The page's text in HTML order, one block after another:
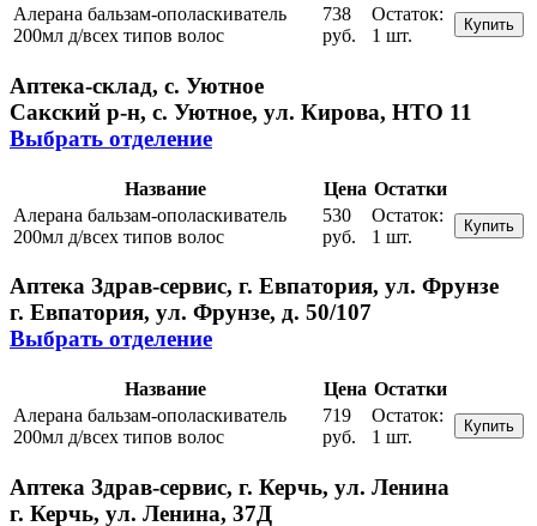
Алерана бальзам-ополаскиватель
200мл д/всех типов волос
738
руб.
Остаток:
1 шт.
Купить
Аптека-склад, с. Уютное
Сакский р-н, с. Уютное, ул. Кирова, НТО 11
Выбрать отделение
Название Цена Остатки
Алерана бальзам-ополаскиватель
200мл д/всех типов волос
530
руб.
Остаток:
1 шт.
Купить
Аптека Здрав-сервис, г. Евпатория, ул. Фрунзе
г. Евпатория, ул. Фрунзе, д. 50/107
Выбрать отделение
Название Цена Остатки
Алерана бальзам-ополаскиватель
200мл д/всех типов волос
719
руб.
Остаток:
1 шт.
Купить
Аптека Здрав-сервис, г. Керчь, ул. Ленина
г. Керчь, ул. Ленина, 37Д